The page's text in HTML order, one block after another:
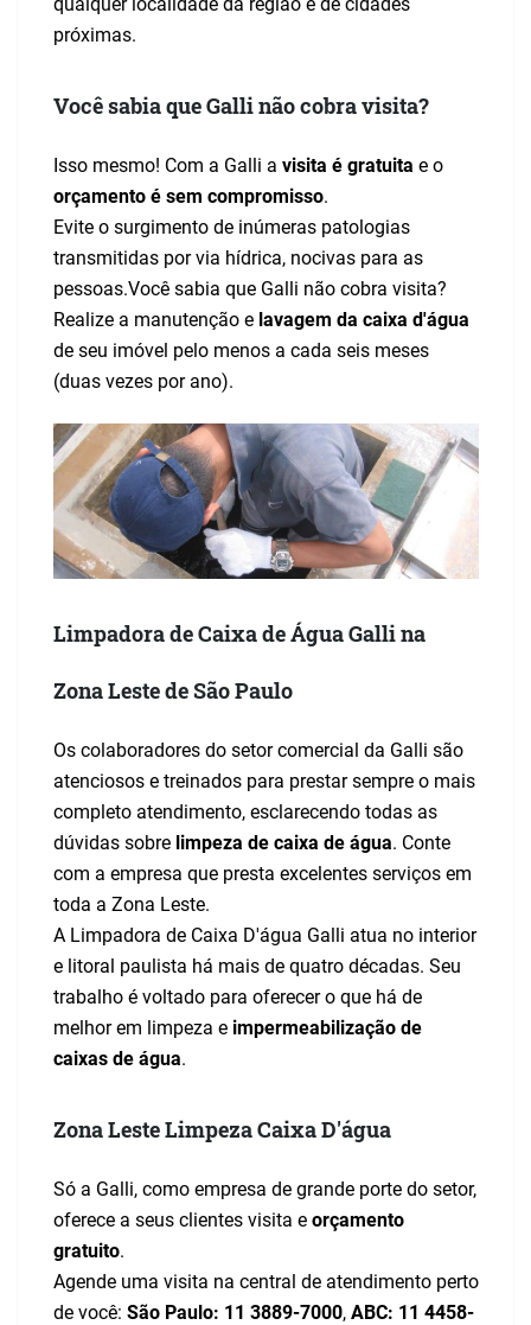
qualquer localidade da região e de cidades
próximas.
Você sabia que Galli não cobra visita?
Isso mesmo! Com a Galli a visita é gratuita e o
orçamento é sem compromisso.
Evite o surgimento de inúmeras patologias
transmitidas por via hídrica, nocivas para as
pessoas.Você sabia que Galli não cobra visita?
Realize a manutenção e lavagem da caixa d'água
de seu imóvel pelo menos a cada seis meses
(duas vezes por ano).
Limpadora de Caixa de Água Galli na
Zona Leste de São Paulo
Os colaboradores do setor comercial da Galli são
atenciosos e treinados para prestar sempre o mais
completo atendimento, esclarecendo todas as
dúvidas sobre limpeza de caixa de água. Conte
com a empresa que presta excelentes serviços em
toda a Zona Leste.
A Limpadora de Caixa D'água Galli atua no interior
e litoral paulista há mais de quatro décadas. Seu
trabalho é voltado para oferecer o que há de
melhor em limpeza e impermeabilização de
caixas de água.
Zona Leste Limpeza Caixa D'água
Só a Galli, como empresa de grande porte do setor,
oferece a seus clientes visita e orçamento
gratuito.
Agende uma visita na central de atendimento perto
de você: São Paulo: 11 3889-7000, ABC: 11 4458-